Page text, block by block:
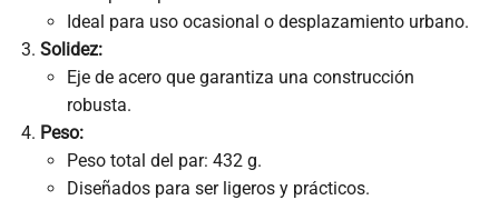
Ideal para uso ocasional o desplazamiento urbano.
Solidez:
Eje de acero que garantiza una construcción
robusta.
Peso:
Peso total del par: 432 g.
Diseñados para ser ligeros y prácticos.